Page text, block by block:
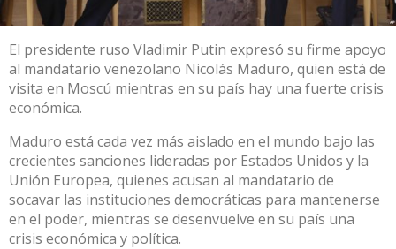
El presidente ruso Vladimir Putin expresó su firme apoyo
al mandatario venezolano Nicolás Maduro, quien está de
visita en Moscú mientras en su país hay una fuerte crisis
económica.
Maduro está cada vez más aislado en el mundo bajo las
crecientes sanciones lideradas por Estados Unidos y la
Unión Europea, quienes acusan al mandatario de
socavar las instituciones democráticas para mantenerse
en el poder, mientras se desenvuelve en su país una
crisis económica y política.